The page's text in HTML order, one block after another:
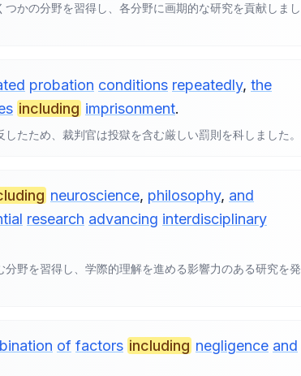
かの分野を習得し、各分野に画期的な研究を貢献しまし
probation conditions repeatedly, the
including imprisonment.
たため、裁判官は投獄を含む厳しい罰則を科しました。
neuroscience, philosophy, and
research advancing interdisciplinary
野を習得し、学際的理解を進める影響力のある研究を発
of factors including negligence and